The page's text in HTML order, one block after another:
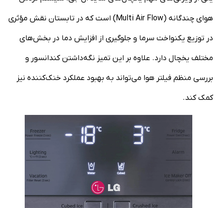
هوای چندگانه (Multi Air Flow) است که در تابستان نقش مؤثری
در توزیع یکنواخت سرما و جلوگیری از افزایش دما در بخش‌های
مختلف یخچال دارد. علاوه بر این تمیز نگه‌داشتن کندانسور و
بررسی منظم فیلتر هوا می‌تواند به بهبود عملکرد خنک‌کننده نیز
کمک کند.